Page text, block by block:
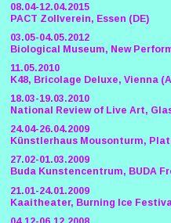
08.04-12.04.2015
PACT Zollverein, Essen (DE)
03.05-04.05.2012
Biological Museum, New
11.05.2010
K48, Bricolage Deluxe, Vienna
18.03-19.03.2010
National Review of Live Art,
24.04-26.04.2009
Künstlerhaus Mousonturm,
27.02-01.03.2009
Buda Kunstencentrum, BUDA
21.01-24.01.2009
Kaaitheater, Burning Ice